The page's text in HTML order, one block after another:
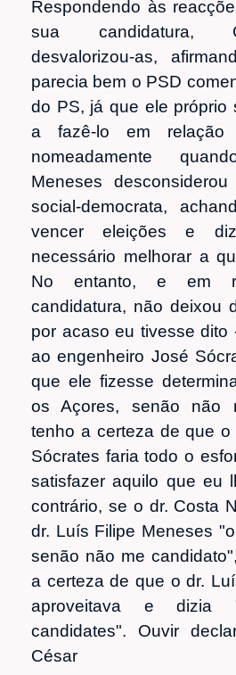
Respondendo às
sua candidatura,
desvalorizou-as,
parecia bem o PSD
do PS, já que ele próprio
a fazê-lo em relação
nomeadamente
Meneses
social-democrata,
vencer eleições e
necessário melhorar a
No entanto, e em
candidatura, não deixou
por acaso eu tivesse
ao engenheiro José
que ele fizesse
os Açores, senão não
tenho a certeza de que o
Sócrates faria todo o
satisfazer aquilo que eu
contrário, se o dr. Costa
dr. Luís Filipe Meneses
senão não me
a certeza de que o dr.
aproveitava e dizia
candidates". Ouvir
César